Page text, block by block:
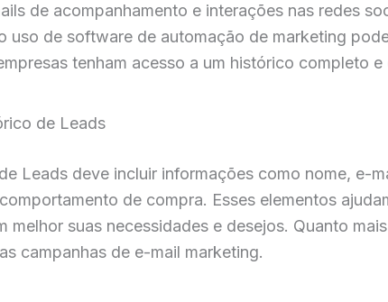
de acompanhamento e interações nas redes
uso de software de automação de marketing
tenham acesso a um histórico completo e
de Leads
Leads deve incluir informações como nome, e-
de compra. Esses elementos
melhor suas necessidades e desejos. Quanto
campanhas de e-mail marketing.